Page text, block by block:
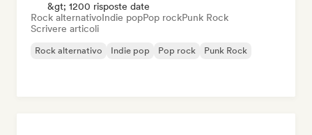
&gt; 1200 risposte date
Rock alternativoIndie popPop rockPunk Rock
Scrivere articoli
Rock alternativo Indie pop Pop rock Punk Rock